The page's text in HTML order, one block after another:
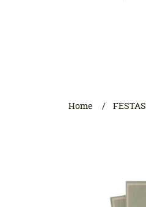
Home FESTAS